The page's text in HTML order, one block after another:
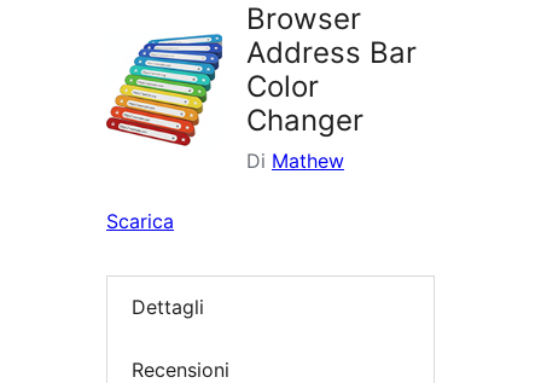
Browser
Address Bar
Color
Changer
Di Mathew
Scarica
Dettagli
Recensioni